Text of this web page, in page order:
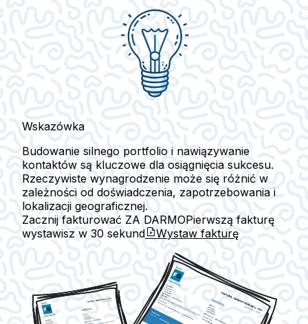
Wskazówka
Budowanie silnego portfolio i nawiązywanie
kontaktów są kluczowe dla osiągnięcia sukcesu.
Rzeczywiste wynagrodzenie może się różnić w
zależności od doświadczenia, zapotrzebowania i
lokalizacji geograficznej.
Zacznij fakturować ZA DARMOPierwszą fakturę
wystawisz w 30 sekund Wystaw fakturę